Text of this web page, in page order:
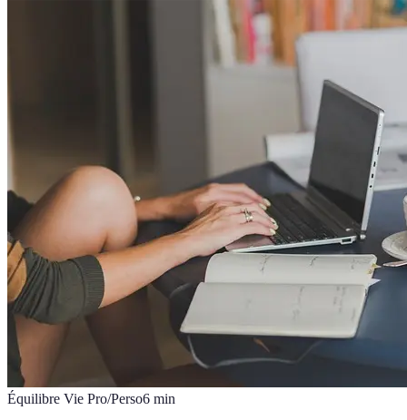
Équilibre Vie Pro/Perso6 min